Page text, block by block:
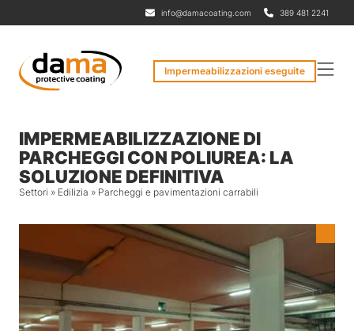
info@damacoating.com 389 481 2241
Impermeabilizzazioni eseguite
IMPERMEABILIZZAZIONE DI
PARCHEGGI CON POLIUREA: LA
SOLUZIONE DEFINITIVA
Settori » Edilizia » Parcheggi e pavimentazioni carrabili